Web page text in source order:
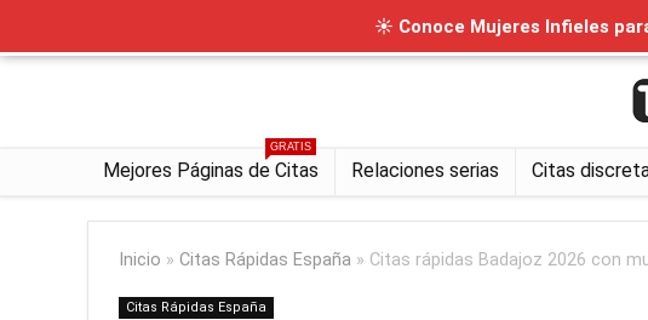
Mejores Páginas de Citas
GRATIS
Relaciones serias Citas
Inicio » Citas Rápidas España » Citas rápidas Badajoz 2026 con
Citas Rápidas España
☀ Conoce Mujeres Infieles